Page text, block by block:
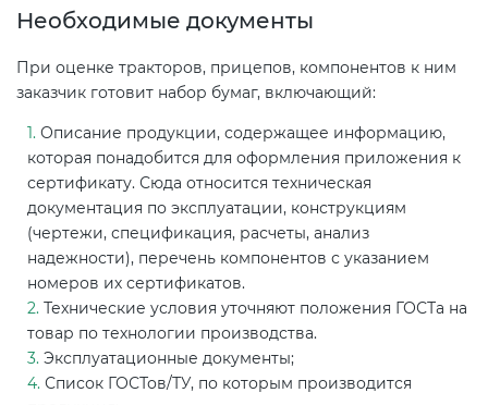
Необходимые документы
При оценке тракторов, прицепов, компонентов к ним
заказчик готовит набор бумаг, включающий:
Описание продукции, содержащее информацию,
которая понадобится для оформления приложения к
сертификату. Сюда относится техническая
документация по эксплуатации, конструкциям
(чертежи, спецификация, расчеты, анализ
надежности), перечень компонентов с указанием
номеров их сертификатов.
Технические условия уточняют положения ГОСТа на
товар по технологии производства.
Эксплуатационные документы;
Список ГОСТов/ТУ, по которым производится